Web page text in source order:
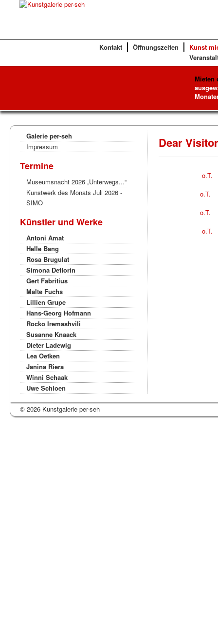
Kontakt Öffnungszeiten
Kunst
Mieten
Galerie per-seh
Impressum
Termine
Museumsnacht 2026 „Unterwegs...“
Kunstwerk des Monats Juli 2026 -
SIMO
Künstler und Werke
Antoni Amat
Helle Bang
Rosa Brugulat
Simona Deflorin
Gert Fabritius
Malte Fuchs
Lillien Grupe
Hans-Georg Hofmann
Rocko Iremashvili
Susanne Knaack
Dieter Ladewig
Lea Oetken
Janina Riera
Winni Schaak
Uwe Schloen
Dear
o.T.
o.T.
o.T.
o.T.
© 2026 Kunstgalerie per-seh